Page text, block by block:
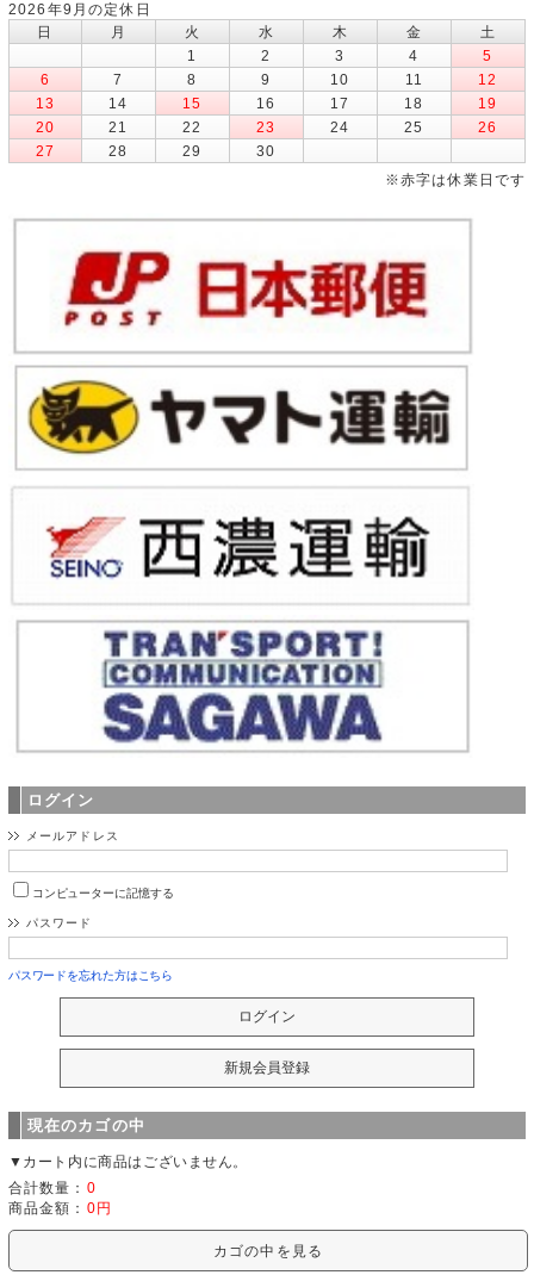
2026年9月の定休日
日
月 火 水 木 金
土
1
2 3 4
5
6
7 8 9 10 11
12
13
14 15 16 17 18
19
20
21 22 23 24 25
26
27
28 29
30
※赤字は休業日です
ログイン
メールアドレス
コンピューターに記憶する
パスワード
パスワードを忘れた方はこちら
現在のカゴの中
▼カート内に商品はございません。
合計数量： 0
商品金額： 0円
カゴの中を見る